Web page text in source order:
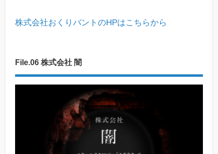
株式会社おくりバントのHPはこちらから
File.06 株式会社 闇